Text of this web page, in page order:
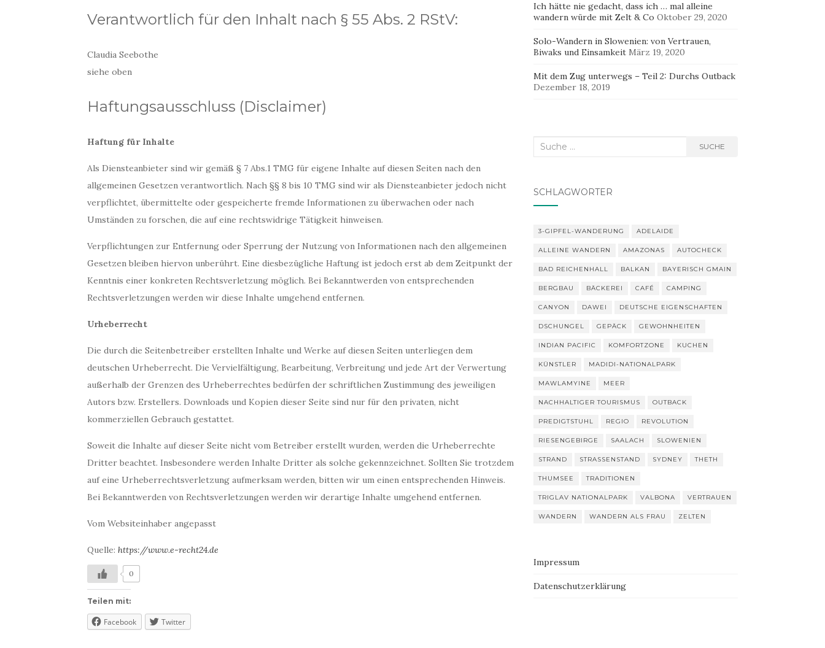
Verantwortlich für den Inhalt nach § 55 Abs. 2 RStV:
Claudia Seebothe
siehe oben
Haftungsausschluss (Disclaimer)
Haftung für Inhalte
Als Diensteanbieter sind wir gemäß § 7 Abs.1 TMG für eigene Inhalte auf diesen Seiten nach den
allgemeinen Gesetzen verantwortlich. Nach §§ 8 bis 10 TMG sind wir als Diensteanbieter jedoch nicht
verpflichtet, übermittelte oder gespeicherte fremde Informationen zu überwachen oder nach
Umständen zu forschen, die auf eine rechtswidrige Tätigkeit hinweisen.
Verpflichtungen zur Entfernung oder Sperrung der Nutzung von Informationen nach den allgemeinen
Gesetzen bleiben hiervon unberührt. Eine diesbezügliche Haftung ist jedoch erst ab dem Zeitpunkt der
Kenntnis einer konkreten Rechtsverletzung möglich. Bei Bekanntwerden von entsprechenden
Rechtsverletzungen werden wir diese Inhalte umgehend entfernen.
Urheberrecht
Die durch die Seitenbetreiber erstellten Inhalte und Werke auf diesen Seiten unterliegen dem
deutschen Urheberrecht. Die Vervielfältigung, Bearbeitung, Verbreitung und jede Art der Verwertung
außerhalb der Grenzen des Urheberrechtes bedürfen der schriftlichen Zustimmung des jeweiligen
Autors bzw. Erstellers. Downloads und Kopien dieser Seite sind nur für den privaten, nicht
kommerziellen Gebrauch gestattet.
Soweit die Inhalte auf dieser Seite nicht vom Betreiber erstellt wurden, werden die Urheberrechte
Dritter beachtet. Insbesondere werden Inhalte Dritter als solche gekennzeichnet. Sollten Sie trotzdem
auf eine Urheberrechtsverletzung aufmerksam werden, bitten wir um einen entsprechenden Hinweis.
Bei Bekanntwerden von Rechtsverletzungen werden wir derartige Inhalte umgehend entfernen.
Vom Websiteinhaber angepasst
Quelle: https://www.e-recht24.de
0
Teilen mit:
Facebook Twitter
Ich hätte nie gedacht, dass ich … mal alleine
wandern würde mit Zelt & Co Oktober 29, 2020
Solo-Wandern in Slowenien: von Vertrauen,
Biwaks und Einsamkeit März 19, 2020
Mit dem Zug unterwegs – Teil 2: Durchs Outback
Dezember 18, 2019
Suche
SUCHE
SCHLAGWÖRTER
3-GIPFEL-WANDERUNG ADELAIDE
ALLEINE WANDERN AMAZONAS AUTOCHECK
BAD REICHENHALL BALKAN BAYERISCH GMAIN
BERGBAU BÄCKEREI CAFÉ CAMPING
CANYON DAWEI DEUTSCHE EIGENSCHAFTEN
DSCHUNGEL GEPÄCK GEWOHNHEITEN
INDIAN PACIFIC KOMFORTZONE KUCHEN
KÜNSTLER MADIDI-NATIONALPARK
MAWLAMYINE MEER
NACHHALTIGER TOURISMUS OUTBACK
PREDIGTSTUHL REGIO REVOLUTION
RIESENGEBIRGE SAALACH SLOWENIEN
STRAND STRASSENSTAND SYDNEY THETH
THUMSEE TRADITIONEN
TRIGLAV NATIONALPARK VALBONA VERTRAUEN
WANDERN WANDERN ALS FRAU ZELTEN
Impressum
Datenschutzerklärung